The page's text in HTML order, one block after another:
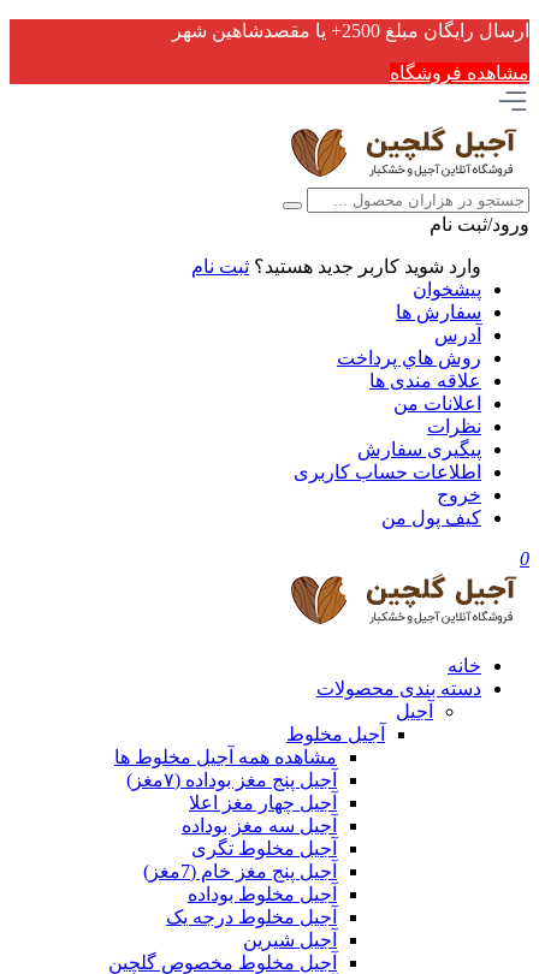
ارسال رایگان مبلغ 2500+ یا مقصدشاهین شهر
مشاهده فروشگاه
ورود/ثبت نام
وارد شوید کاربر جدید هستید؟ ثبت نام
پیشخوان
سفارش ها
آدرس
روش هاي پرداخت
علاقه مندی ها
اعلانات من
نظرات
پیگیری سفارش
اطلاعات حساب كاربری
خروج
کیف پول من
0
خانه
دسته بندی محصولات
آجیل
آجیل مخلوط
مشاهده همه آجیل مخلوط ها
آجیل پنج مغز بوداده (۷مغز)
آجیل چهار مغز اعلا
آجیل سه مغز بوداده
آجیل مخلوط تگری
آجیل پنج مغز خام (7مغز)
آجیل مخلوط بوداده
آجیل مخلوط درجه یک
آجیل شیرین
آجیل مخلوط مخصوص گلچین